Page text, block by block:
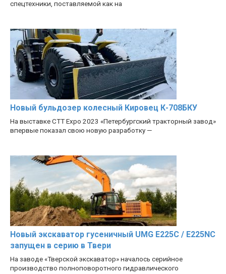
спецтехники, поставляемой как на
Новый бульдозер колесный Кировец К-708БКУ
На выставке CTT Expo 2023 «Петербургский тракторный завод»
впервые показал свою новую разработку —
Новый экскаватор гусеничный UMG E225C / E225NC
запущен в серию в Твери
На заводе «Тверской экскаватор» началось серийное
производство полноповоротного гидравлического